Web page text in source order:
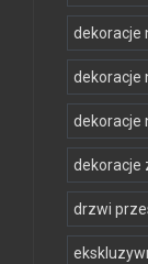
dekoracje
dekoracje
dekoracje
dekoracje
drzwi